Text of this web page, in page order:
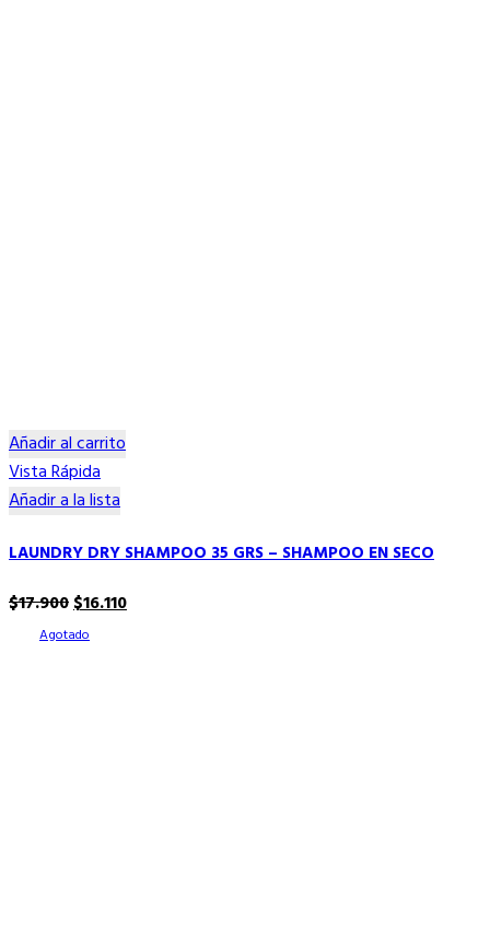
Añadir al carrito
Vista Rápida
Añadir a la lista
LAUNDRY DRY SHAMPOO 35 GRS – SHAMPOO EN SECO
$17.900El
precio
$16.110El
Agotado